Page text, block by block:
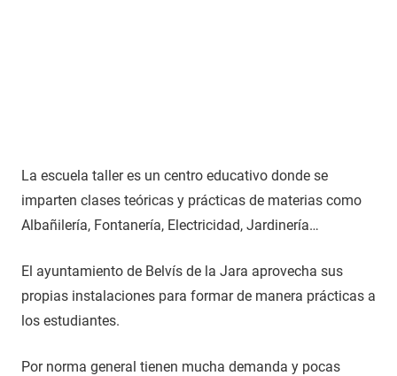
La escuela taller es un centro educativo donde se
imparten clases teóricas y prácticas de materias como
Albañilería, Fontanería, Electricidad, Jardinería…
El ayuntamiento de Belvís de la Jara aprovecha sus
propias instalaciones para formar de manera prácticas a
los estudiantes.
Por norma general tienen mucha demanda y pocas